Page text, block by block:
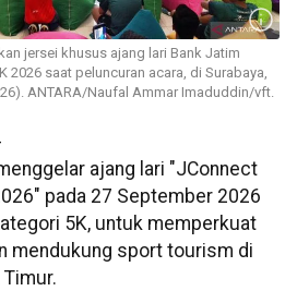
jersei khusus ajang lari Bank Jatim
2026 saat peluncuran acara, di Surabaya,
ANTARA/Naufal Ammar Imaduddin/vft.
ajang lari "JConnect
pada 27 September 2026
5K, untuk memperkuat
mendukung sport tourism di